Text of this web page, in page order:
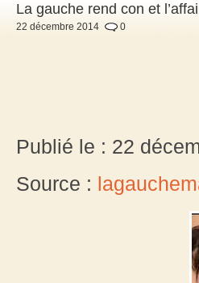
La gauche rend con et
22 décembre 2014 0
Publié le : 22
Source :